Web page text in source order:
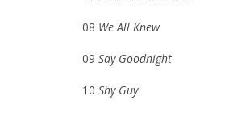
08 We All Knew
09 Say Goodnight
10 Shy Guy